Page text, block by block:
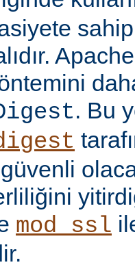
. Bu
mod_ssl